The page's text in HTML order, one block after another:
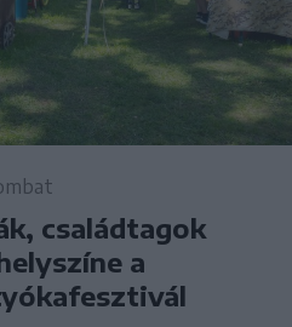
családtagok
a